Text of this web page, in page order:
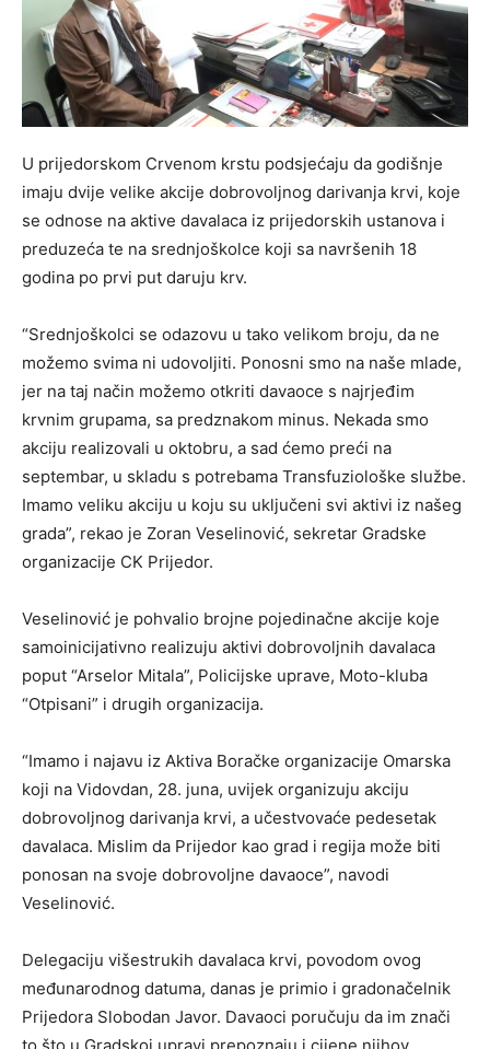
U prijedorskom Crvenom krstu podsjećaju da godišnje
imaju dvije velike akcije dobrovoljnog darivanja krvi, koje
se odnose na aktive davalaca iz prijedorskih ustanova i
preduzeća te na srednjoškolce koji sa navršenih 18
godina po prvi put daruju krv.
“Srednjoškolci se odazovu u tako velikom broju, da ne
možemo svima ni udovoljiti. Ponosni smo na naše mlade,
jer na taj način možemo otkriti davaoce s najrjeđim
krvnim grupama, sa predznakom minus. Nekada smo
akciju realizovali u oktobru, a sad ćemo preći na
septembar, u skladu s potrebama Transfuziološke službe.
Imamo veliku akciju u koju su uključeni svi aktivi iz našeg
grada”, rekao je Zoran Veselinović, sekretar Gradske
organizacije CK Prijedor.
Veselinović je pohvalio brojne pojedinačne akcije koje
samoinicijativno realizuju aktivi dobrovoljnih davalaca
poput “Arselor Mitala”, Policijske uprave, Moto-kluba
“Otpisani” i drugih organizacija.
“Imamo i najavu iz Aktiva Boračke organizacije Omarska
koji na Vidovdan, 28. juna, uvijek organizuju akciju
dobrovoljnog darivanja krvi, a učestvovaće pedesetak
davalaca. Mislim da Prijedor kao grad i regija može biti
ponosan na svoje dobrovoljne davaoce”, navodi
Veselinović.
Delegaciju višestrukih davalaca krvi, povodom ovog
međunarodnog datuma, danas je primio i gradonačelnik
Prijedora Slobodan Javor. Davaoci poručuju da im znači